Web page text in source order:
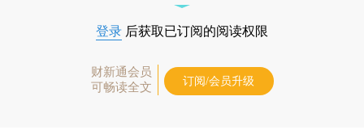
登录 后获取已订阅的阅读权限
财新通会员
可畅读全文
订阅/会员升级